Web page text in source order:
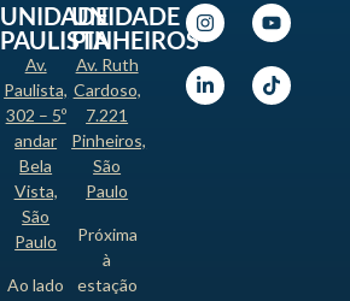
UNIDADE
PAULISTA
Av.
Paulista,
302 – 5º
andar
Bela
Vista,
São
Paulo
Ao lado
UNIDADE
PINHEIROS
Av. Ruth
Cardoso,
7.221
Pinheiros,
São
Paulo
Próxima
à
estação